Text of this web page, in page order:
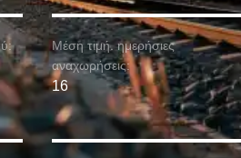
Μέση τιμή. ημερήσιες
αναχωρήσεις:
16